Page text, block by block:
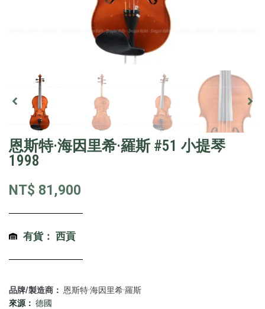
恩斯特·海因里希·羅斯 #51 小提琴
1998
NT$ 81,900
有貨： 西貢
品牌/製造商： 恩斯特·海因里希·羅斯
來源： 德國